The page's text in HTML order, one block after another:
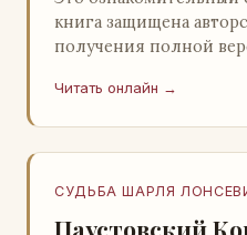
книга защищена
получения полной
легального ко…
Читать онлайн →
СУДЬБА ШАРЛЯ
Паустовский